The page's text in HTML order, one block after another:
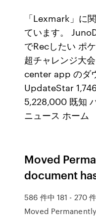
「Lexmark」に
ています。
でRecしたい ポ
超チャレンジ大
center app のダ
UpdateStar
5,228,000 既知
ニュース ホーム
Moved
document
586 件中 181 - 270
Moved